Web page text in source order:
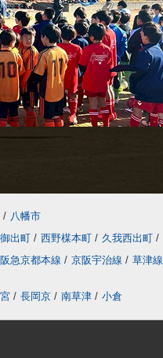
/ 八幡市
出町 / 西野楳本町 / 久我西出町 /
阪急京都本線 / 京阪宇治線 / 草津線
/ 長岡京 / 南草津 / 小倉